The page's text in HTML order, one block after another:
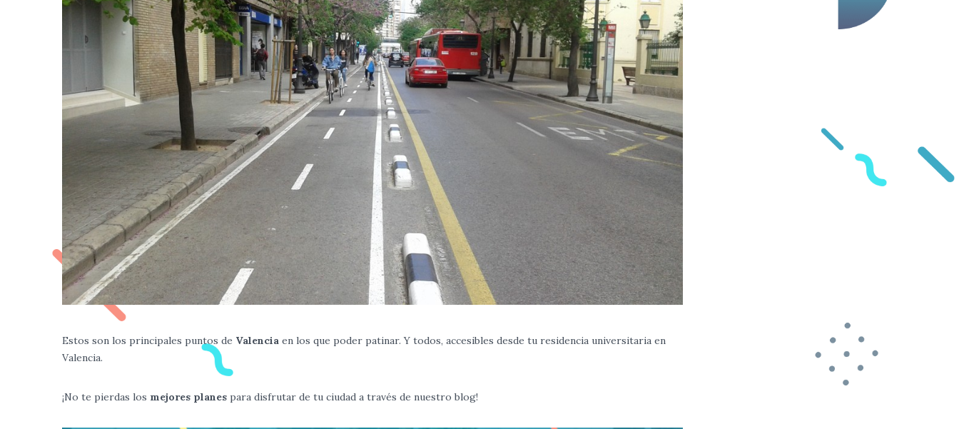
Estos son los principales puntos de Valencia en los que poder patinar. Y todos, accesibles desde tu residencia universitaria en
Valencia.
¡No te pierdas los mejores planes para disfrutar de tu ciudad a través de nuestro blog!